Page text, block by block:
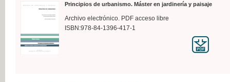
Principios de urbanismo. Máster en jardinería y paisaje
Archivo electrónico. PDF acceso libre
ISBN:978-84-1396-417-1